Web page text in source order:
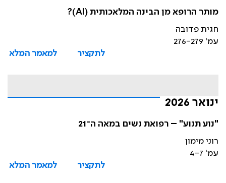
מותר הרופא מן הבינה המלאכותית (AI)?
חגית פדובה
עמ' 276-279
לתקציר
למאמר המלא
ינואר 2026
"נוע תנוע" – רפואת נשים במאה ה־21
רוני מימון
עמ' 4-7
לתקציר
למאמר המלא